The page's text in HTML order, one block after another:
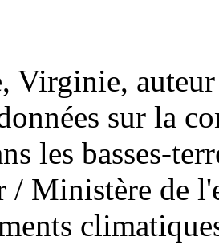
Virginie, auteur
sur la
les basses-
/ Ministère de